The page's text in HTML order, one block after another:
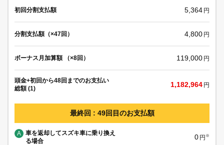
初回分割支払額 5,364 円
分割支払額（×47回） 4,800 円
ボーナス月加算額 （×8回） 119,000 円
頭金+初回から48回までのお支払い
総額 (1)
1,182,964 円
最終回 : 49回目のお支払額
A
車を返却してスズキ車に乗り換え
る場合
0 円 ※